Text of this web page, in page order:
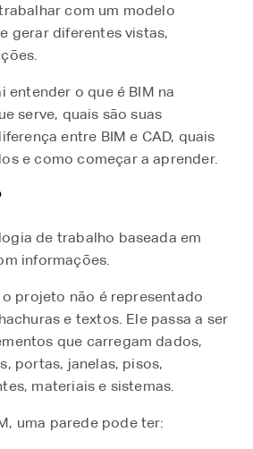
com um modelo
gerar diferentes vistas,
entender o que é BIM na
serve, quais são suas
entre BIM e CAD, quais
e como começar a aprender.
de trabalho baseada em
informações.
projeto não é representado
e textos. Ele passa a ser
que carregam dados,
portas, janelas, pisos,
materiais e sistemas.
uma parede pode ter: